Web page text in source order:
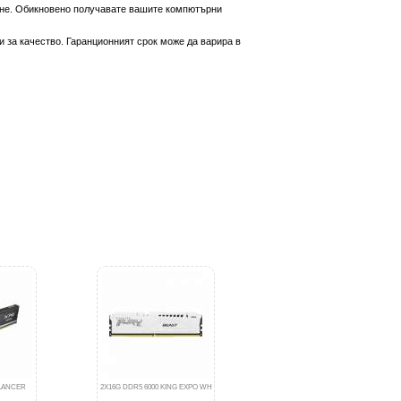
Обикновено получавате вашите компютърни
качество. Гаранционният срок може да варира в
2X16G DDR5 6000 KING EXPO WH